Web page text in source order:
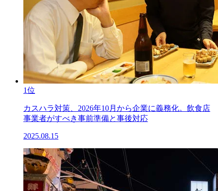
1位
カスハラ対策、2026年10月から企業に義務化。飲食店
事業者がすべき事前準備と事後対応
2025.08.15